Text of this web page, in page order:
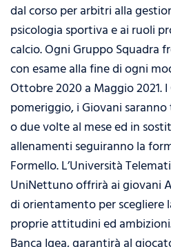
dal corso per arbitri alla
psicologia sportiva e ai ruoli
calcio. Ogni Gruppo Squadra
con esame alla fine di ogni
Ottobre 2020 a Maggio 2021.
pomeriggio, i Giovani
o due volte al mese ed in
allenamenti seguiranno la
Formello. L’Università
UniNettuno offrirà ai giovani
di orientamento per scegliere
proprie attitudini ed